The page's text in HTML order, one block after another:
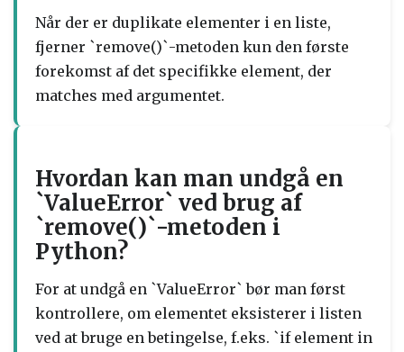
Når der er duplikate elementer i en liste,
fjerner `remove()`-metoden kun den første
forekomst af det specifikke element, der
matches med argumentet.
Hvordan kan man undgå en
`ValueError` ved brug af
`remove()`-metoden i
Python?
For at undgå en `ValueError` bør man først
kontrollere, om elementet eksisterer i listen
ved at bruge en betingelse, f.eks. `if element in